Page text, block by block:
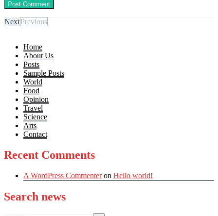
NextPrevious
Home
About Us
Posts
Sample Posts
World
Food
Opinion
Travel
Science
Arts
Contact
Recent Comments
A WordPress Commenteron Hello world!
Search news